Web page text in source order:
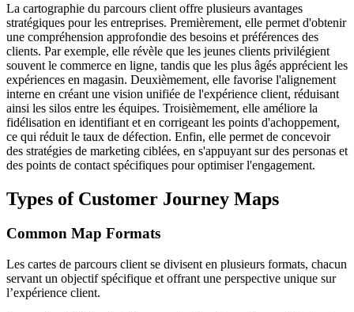
La cartographie du parcours client offre plusieurs avantages
stratégiques pour les entreprises. Premièrement, elle permet d'obtenir
une compréhension approfondie des besoins et préférences des
clients. Par exemple, elle révèle que les jeunes clients privilégient
souvent le commerce en ligne, tandis que les plus âgés apprécient les
expériences en magasin. Deuxièmement, elle favorise l'alignement
interne en créant une vision unifiée de l'expérience client, réduisant
ainsi les silos entre les équipes. Troisièmement, elle améliore la
fidélisation en identifiant et en corrigeant les points d'achoppement,
ce qui réduit le taux de défection. Enfin, elle permet de concevoir
des stratégies de marketing ciblées, en s'appuyant sur des personas et
des points de contact spécifiques pour optimiser l'engagement.
Types of Customer Journey Maps
Common Map Formats
Les cartes de parcours client se divisent en plusieurs formats, chacun
servant un objectif spécifique et offrant une perspective unique sur
l’expérience client.